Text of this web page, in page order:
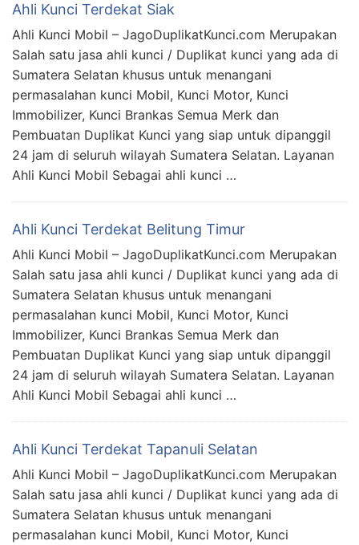
Ahli Kunci Terdekat Siak
Ahli Kunci Mobil – JagoDuplikatKunci.com Merupakan
Salah satu jasa ahli kunci / Duplikat kunci yang ada di
Sumatera Selatan khusus untuk menangani
permasalahan kunci Mobil, Kunci Motor, Kunci
Immobilizer, Kunci Brankas Semua Merk dan
Pembuatan Duplikat Kunci yang siap untuk dipanggil
24 jam di seluruh wilayah Sumatera Selatan. Layanan
Ahli Kunci Mobil Sebagai ahli kunci …
Ahli Kunci Terdekat Belitung Timur
Ahli Kunci Mobil – JagoDuplikatKunci.com Merupakan
Salah satu jasa ahli kunci / Duplikat kunci yang ada di
Sumatera Selatan khusus untuk menangani
permasalahan kunci Mobil, Kunci Motor, Kunci
Immobilizer, Kunci Brankas Semua Merk dan
Pembuatan Duplikat Kunci yang siap untuk dipanggil
24 jam di seluruh wilayah Sumatera Selatan. Layanan
Ahli Kunci Mobil Sebagai ahli kunci …
Ahli Kunci Terdekat Tapanuli Selatan
Ahli Kunci Mobil – JagoDuplikatKunci.com Merupakan
Salah satu jasa ahli kunci / Duplikat kunci yang ada di
Sumatera Selatan khusus untuk menangani
permasalahan kunci Mobil, Kunci Motor, Kunci